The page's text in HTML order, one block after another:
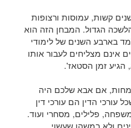
קשות, עמוסות ורצופות
הגדול. המבחן הזה הוא
בארבע השנים של לימודי
אינם מצליחים לעבור אותו
זמן הסטאז'.
אם אבא שלכם היה
עורכי הדין הם עורכי דין
פלילים, מסחרי ועוד.